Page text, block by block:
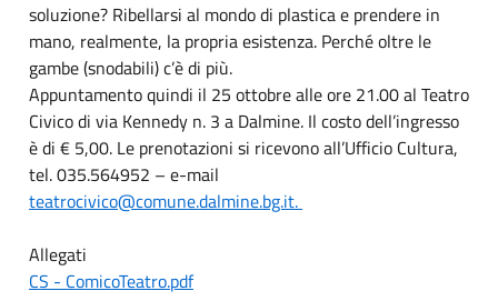
soluzione? Ribellarsi al mondo di plastica e prendere in
mano, realmente, la propria esistenza. Perché oltre le
gambe (snodabili) c’è di più.
Appuntamento quindi il 25 ottobre alle ore 21.00 al Teatro
Civico di via Kennedy n. 3 a Dalmine. Il costo dell’ingresso
è di € 5,00. Le prenotazioni si ricevono all’Ufficio Cultura,
tel. 035.564952 – e-mail
teatrocivico@comune.dalmine.bg.it.
Allegati
CS - ComicoTeatro.pdf